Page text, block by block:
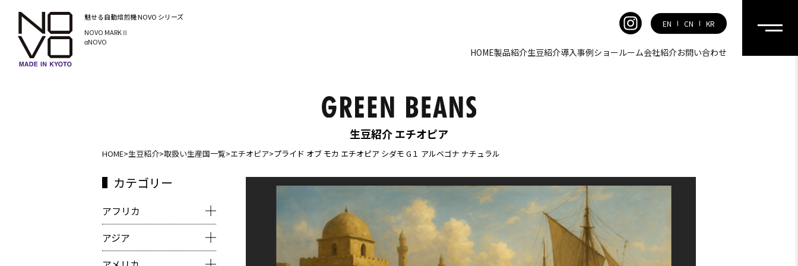
魅せる自動焙煎機NOVO シリーズ
NOVO MARKⅡ
αNOVO
EN CN KR
HOME製品紹介生豆紹介導入事例ショールーム会社紹介お問い合わせ
生豆紹介 エチオピア
HOME>生豆紹介>取扱い生産国一覧>エチオピア>プライド オブ モカ エチオピア シダモ G１ アルベゴナ ナチュラル
カテゴリー
アフリカ
アジア